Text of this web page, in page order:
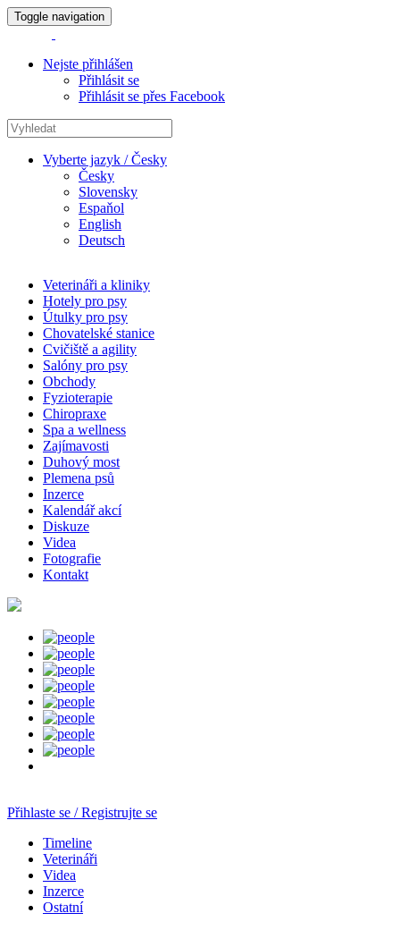
Toggle navigation
Nejste přihlášen
Přihlásit se
Přihlásit se přes Facebook
Vyberte jazyk / Česky
Česky
Slovensky
Espaňol
English
Deutsch
Veterináři a kliniky
Hotely pro psy
Útulky pro psy
Chovatelské stanice
Cvičiště a agility
Salóny pro psy
Obchody
Fyzioterapie
Chiropraxe
Spa a wellness
Zajímavosti
Duhový most
Plemena psů
Inzerce
Kalendář akcí
Diskuze
Videa
Fotografie
Kontakt
Přihlaste se / Registrujte se
Timeline
Veterináři
Videa
Inzerce
Ostatní